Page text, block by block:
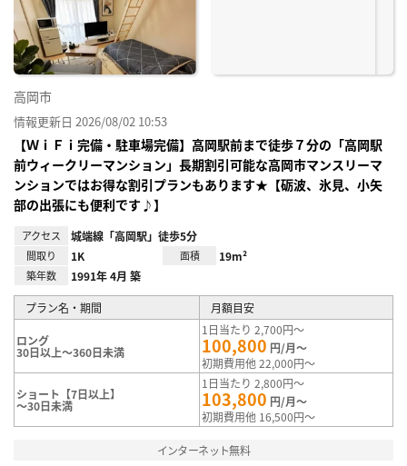
高岡市
情報更新日 2026/08/02 10:53
【ＷｉＦｉ完備・駐車場完備】高岡駅前まで徒歩７分の「高岡駅
前ウィークリーマンション」長期割引可能な高岡市マンスリーマ
ンションではお得な割引プランもあります★【砺波、氷見、小矢
部の出張にも便利です♪】
アクセス 城端線「高岡駅」徒歩5分
間取り 1K 面積 19m²
築年数 1991年 4月 築
プラン名・期間 月額目安
ロング
30日以上～360日未満
1日当たり 2,700円～
100,800 円/月～
初期費用他 22,000円～
ショート【7日以上】
～30日未満
1日当たり 2,800円～
103,800 円/月～
初期費用他 16,500円～
インターネット無料